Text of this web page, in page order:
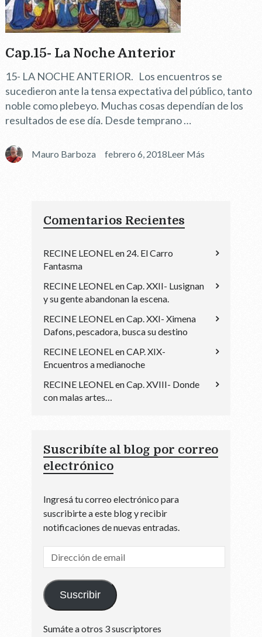
Cap.15- La Noche Anterior
15- LA NOCHE ANTERIOR. Los encuentros se
sucedieron ante la tensa expectativa del público, tanto
noble como plebeyo. Muchas cosas dependían de los
resultados de ese día. Desde temprano …
Mauro Barboza febrero 6, 2018Leer Más
Comentarios Recientes
RECINE LEONELen 24. El Carro
Fantasma
RECINE LEONELenCap. XXII- Lusignan
y su gente abandonan la escena.
RECINE LEONELenCap. XXI- Ximena
Dafons, pescadora, busca su destino
RECINE LEONELenCAP. XIX-
Encuentros a medianoche
RECINE LEONELenCap. XVIII- Donde
con malas artes…
Suscribíte al blog por correo
electrónico
Ingresá tu correo electrónico para
suscribirte a este blog y recibir
notificaciones de nuevas entradas.
Dirección
de
email
Suscribir
Sumáte a otros 3 suscriptores